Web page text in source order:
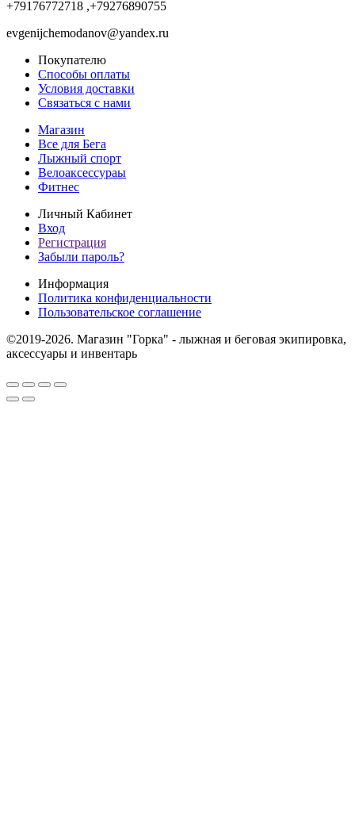
+79176772718 ,+79276890755
evgenijchemodanov@yandex.ru
Покупателю
Способы оплаты
Условия доставки
Связаться с нами
Магазин
Все для Бега
Лыжный спорт
Велоаксессураы
Фитнес
Личный Кабинет
Вход
Регистрация
Забыли пароль?
Информация
Политика конфиденциальности
Пользовательское соглашение
©2019-2026. Магазин "Горка" - лыжная и беговая экипировка,
аксессуары и инвентарь